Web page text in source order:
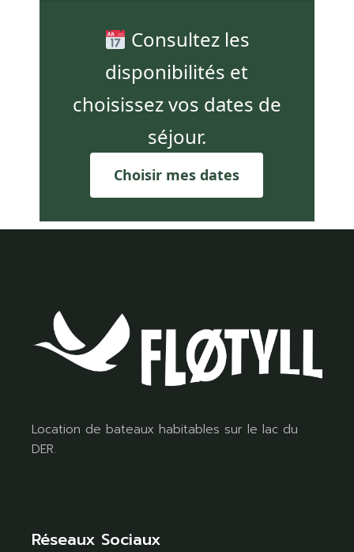
Consultez les
disponibilités et
choisissez vos dates de
séjour.
Choisir mes dates
Location de bateaux habitables sur le lac du
DER.
Réseaux Sociaux